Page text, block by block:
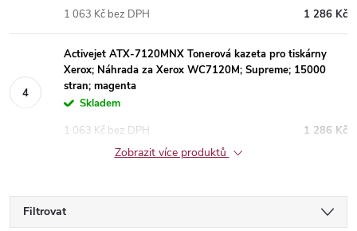
1 286 Kč
1 063 Kč bez DPH
Activejet ATX-7120MNX Tonerová kazeta pro tiskárny
Xerox; Náhrada za Xerox WC7120M; Supreme; 15000
stran; magenta
Skladem
1 286 Kč
1 063 Kč bez DPH
Zobrazit více produktů
Filtrovat